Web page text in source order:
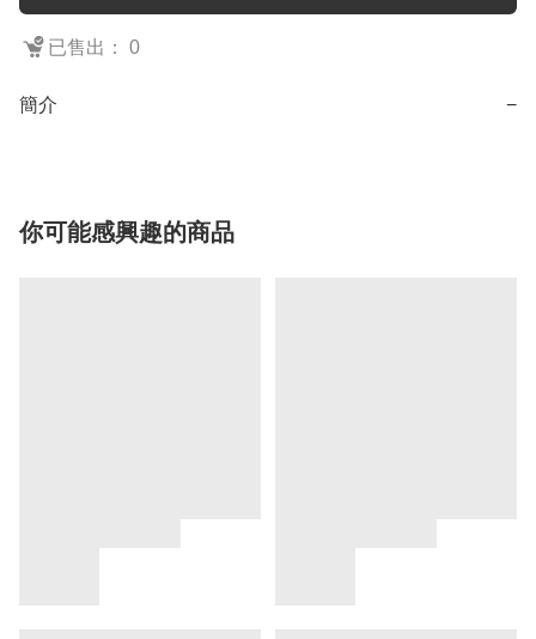
已售出： 0
簡介 −
你可能感興趣的商品